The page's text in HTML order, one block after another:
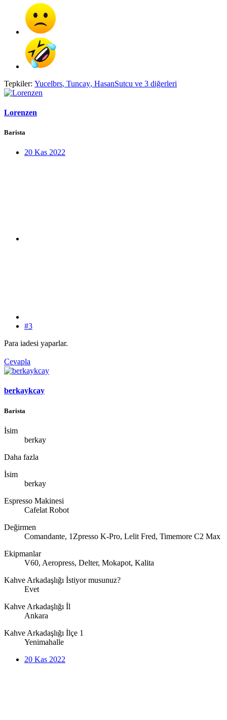
Tepkiler: Yucelbrs, Tuncay, HasanSutcu ve 3 diğerleri
Lorenzen
Barista
20 Kas 2022
#3
Para iadesi yaparlar.
Cevapla
berkaykcay
Barista
İsim
berkay
Daha fazla
İsim
berkay
Espresso Makinesi
Cafelat Robot
Değirmen
Comandante, 1Zpresso K-Pro, Lelit Fred, Timemore C2 Max
Ekipmanlar
V60, Aeropress, Delter, Mokapot, Kalita
Kahve Arkadaşlığı İstiyor musunuz?
Evet
Kahve Arkadaşlığı İl
Ankara
Kahve Arkadaşlığı İlçe 1
Yenimahalle
20 Kas 2022